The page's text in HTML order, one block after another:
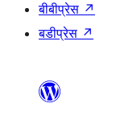
बीबीप्रेस ↗
बडीप्रेस ↗